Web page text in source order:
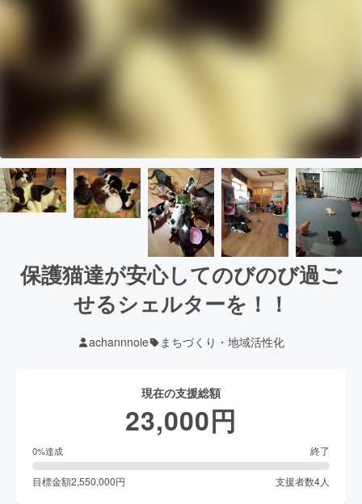
保護猫達が安心してのびのび過ご
せるシェルターを！！
achannnoie まちづくり・地域活性化
現在の支援総額
23,000円
0%達成 終了
目標金額2,550,000円 支援者数4人